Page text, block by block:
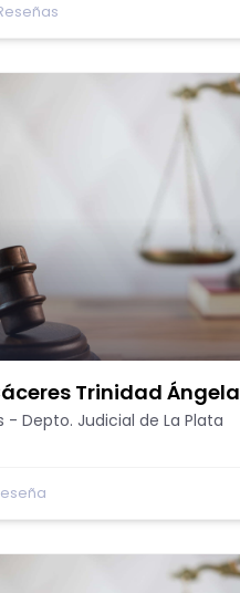
Trinidad Ángela
- Depto. Judicial de La Plata